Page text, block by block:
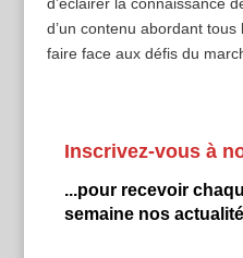
d’un contenu abordant
faire face aux défis du
Inscrivez-vous à
...pour recevoir
semaine nos